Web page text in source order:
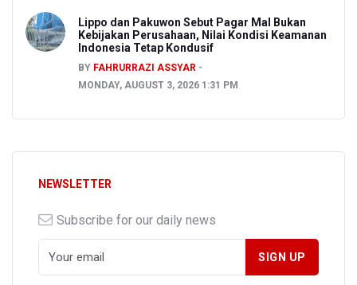
Lippo dan Pakuwon Sebut Pagar Mal Bukan
Kebijakan Perusahaan, Nilai Kondisi Keamanan
Indonesia Tetap Kondusif
BY FAHRURRAZI ASSYAR
MONDAY, AUGUST 3, 2026 1:31 PM
NEWSLETTER
Subscribe for our daily news